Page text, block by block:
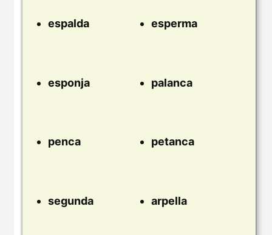
espalda esperma
esponja palanca
penca petanca
segunda arpella